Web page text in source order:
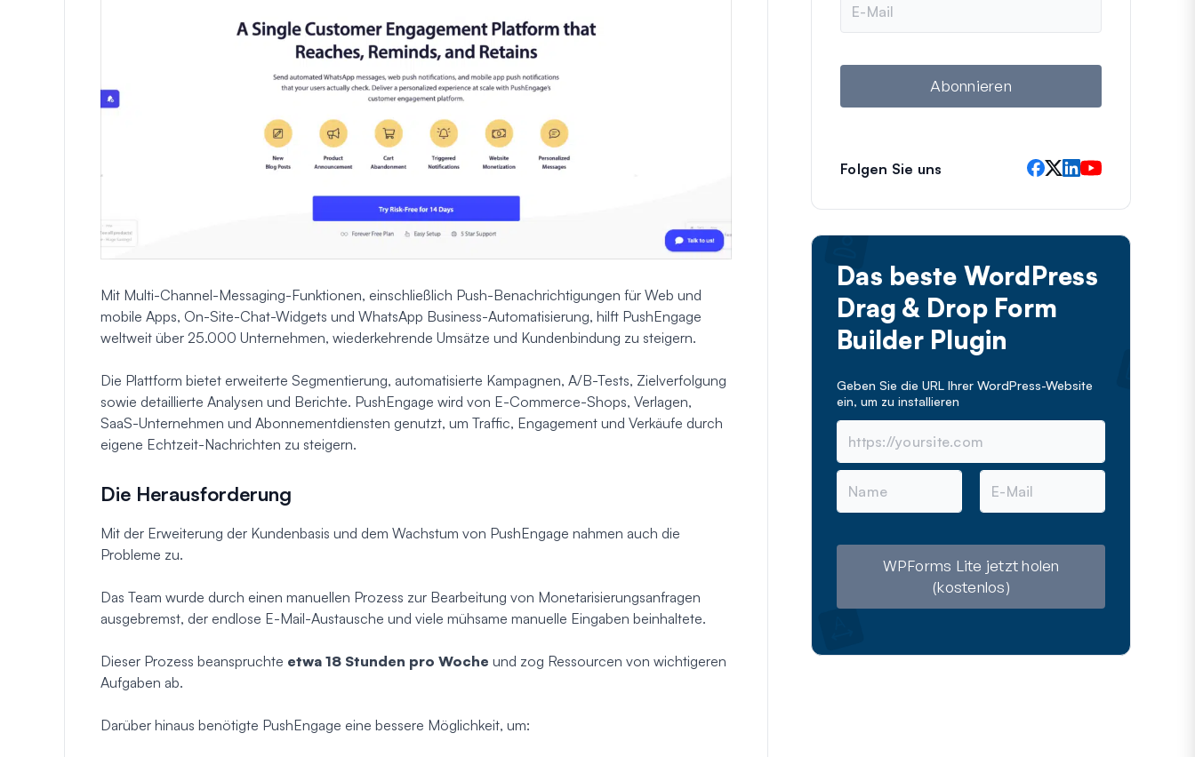
Mit Multi-Channel-Messaging-Funktionen, einschließlich Push-Benachrichtigungen für Web und
mobile Apps, On-Site-Chat-Widgets und WhatsApp Business-Automatisierung, hilft PushEngage
weltweit über 25.000 Unternehmen, wiederkehrende Umsätze und Kundenbindung zu steigern.
Die Plattform bietet erweiterte Segmentierung, automatisierte Kampagnen, A/B-Tests, Zielverfolgung
sowie detaillierte Analysen und Berichte. PushEngage wird von E-Commerce-Shops, Verlagen,
SaaS-Unternehmen und Abonnementdiensten genutzt, um Traffic, Engagement und Verkäufe durch
eigene Echtzeit-Nachrichten zu steigern.
Die Herausforderung
Mit der Erweiterung der Kundenbasis und dem Wachstum von PushEngage nahmen auch die
Probleme zu.
Das Team wurde durch einen manuellen Prozess zur Bearbeitung von Monetarisierungsanfragen
ausgebremst, der endlose E-Mail-Austausche und viele mühsame manuelle Eingaben beinhaltete.
Dieser Prozess beanspruchte etwa 18 Stunden pro Woche und zog Ressourcen von wichtigeren
Aufgaben ab.
Darüber hinaus benötigte PushEngage eine bessere Möglichkeit, um:
M
i
Abonnieren
Folgen Sie uns
Das beste WordPress
Drag & Drop Form
Builder Plugin
Geben Sie die URL Ihrer WordPress-Website
ein, um zu installieren
N
m
E
M
WPForms Lite jetzt holen
(kostenlos)